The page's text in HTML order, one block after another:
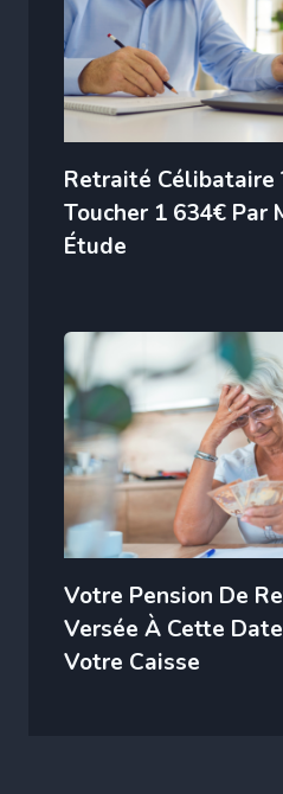
Retraité Célibataire
Toucher 1 634€ Par
Étude
Votre Pension De
Versée À Cette
Votre Caisse